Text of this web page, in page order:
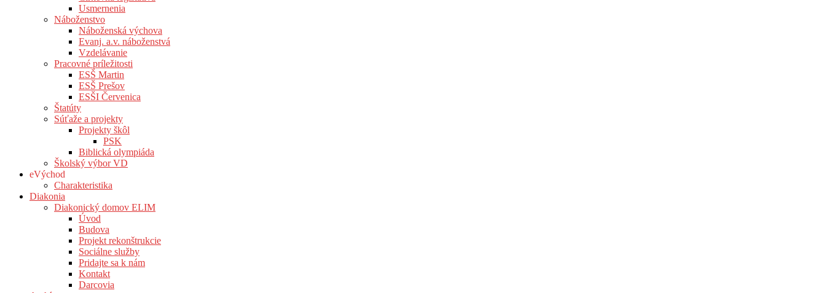
Usmernenia
Náboženstvo
Náboženská výchova
Evanj. a.v. náboženstvá
Vzdelávanie
Pracovné príležitosti
ESŠ Martin
ESŠ Prešov
ESŠI Červenica
Štatúty
Súťaže a projekty
Projekty škôl
PSK
Biblická olympiáda
Školský výbor VD
eVýchod
Charakteristika
Diakonia
Diakonický domov ELIM
Úvod
Budova
Projekt rekonštrukcie
Sociálne služby
Pridajte sa k nám
Kontakt
Darcovia